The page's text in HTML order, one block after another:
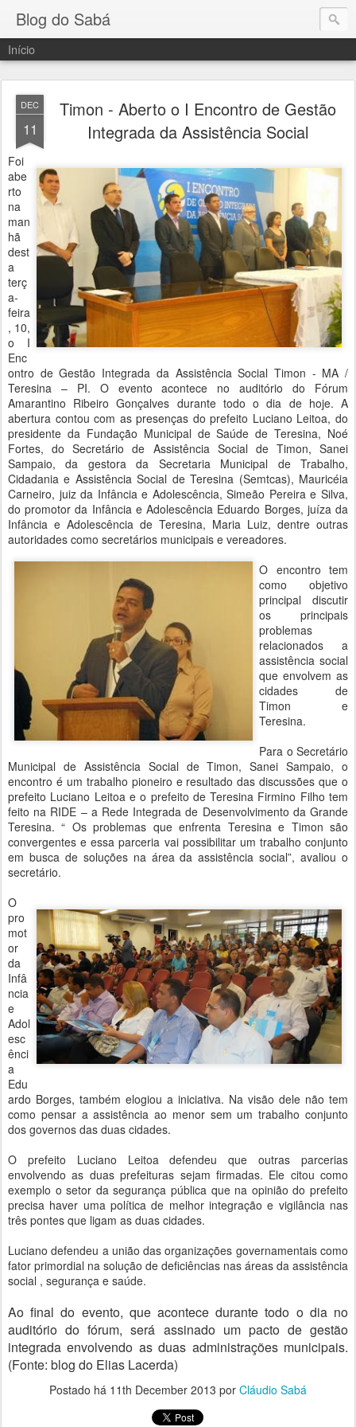
Blog do Sabá
Início
DEC
11
Timon - Aberto o I Encontro de Gestão
Integrada da Assistência Social
Foi
abe
rto
na
man
hã
dest
a
terç
a-
feira
, 10,
o I
Enc
ontro de Gestão Integrada da Assistência Social Timon - MA /
Teresina – PI. O evento acontece no auditório do Fórum
Amarantino Ribeiro Gonçalves durante todo o dia de hoje. A
abertura contou com as presenças do prefeito Luciano Leitoa, do
presidente da Fundação Municipal de Saúde de Teresina, Noé
Fortes, do Secretário de Assistência Social de Timon, Sanei
Sampaio, da gestora da Secretaria Municipal de Trabalho,
Cidadania e Assistência Social de Teresina (Semtcas), Mauricéia
Carneiro, juiz da Infância e Adolescência, Simeão Pereira e Silva,
do promotor da Infância e Adolescência Eduardo Borges, juíza da
Infância e Adolescência de Teresina, Maria Luiz, dentre outras
autoridades como secretários municipais e vereadores.
O encontro tem
como objetivo
principal discutir
os principais
problemas
relacionados a
assistência social
que envolvem as
cidades de
Timon e
Teresina.
Para o Secretário
Municipal de Assistência Social de Timon, Sanei Sampaio, o
encontro é um trabalho pioneiro e resultado das discussões que o
prefeito Luciano Leitoa e o prefeito de Teresina Firmino Filho tem
feito na RIDE – a Rede Integrada de Desenvolvimento da Grande
Teresina. “ Os problemas que enfrenta Teresina e Timon são
convergentes e essa parceria vai possibilitar um trabalho conjunto
em busca de soluções na área da assistência social”, avaliou o
secretário.
O
pro
mot
or
da
Infâ
ncia
e
Adol
esc
ênci
a
Edu
ardo Borges, também elogiou a iniciativa. Na visão dele não tem
como pensar a assistência ao menor sem um trabalho conjunto
dos governos das duas cidades.
O prefeito Luciano Leitoa defendeu que outras parcerias
envolvendo as duas prefeituras sejam firmadas. Ele citou como
exemplo o setor da segurança pública que na opinião do prefeito
precisa haver uma política de melhor integração e vigilância nas
três pontes que ligam as duas cidades.
Luciano defendeu a união das organizações governamentais como
fator primordial na solução de deficiências nas áreas da assistência
social , segurança e saúde.
Ao final do evento, que acontece durante todo o dia no
auditório do fórum, será assinado um pacto de gestão
integrada envolvendo as duas administrações municipais.
(Fonte: blog do Elias Lacerda)
Postado há 11th December 2013 por Cláudio Sabá